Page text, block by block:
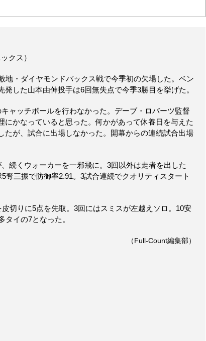
クス）
地・ダイヤモンドバックス戦で今季初の欠場した。ベン
した山本由伸投手は6回無失点で今季3勝目を挙げた。
ャッチボールを行わなかった。デーブ・ロバーツ監督
かなっていると思った。何かがあって休養日を与えた
が、試合に出場しなかった。開幕からの連続試合出場
続くウォーカーを一邪飛に。3回以外は走者を出した
三振で防御率2.91。3試合連続でクオリティスタート
切りに5点を先取。3回にはスミスが左越えソロ。10安
イの7となった。
（Full-Count編集部）